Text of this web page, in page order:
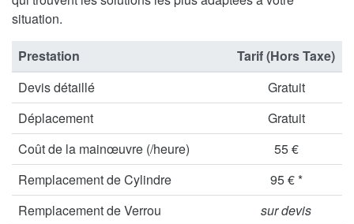
situation.
Prestation
Tarif (Hors Taxe)
Devis détaillé
Gratuit
Déplacement
Gratuit
Coût de la mainœuvre (/heure)
55 €
Remplacement de Cylindre
95 € *
Remplacement de Verrou
sur devis